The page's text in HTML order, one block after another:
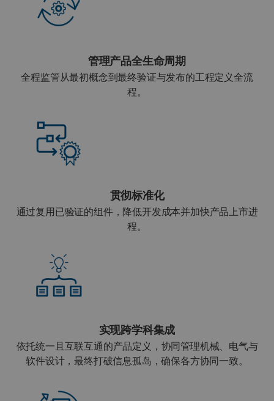
管理产品全生命周期
全程监管从最初概念到最终验证与发布的工程定义全流
程。
贯彻标准化
通过复用已验证的组件，降低开发成本并加快产品上市进
程。
实现跨学科集成
依托统一且互联互通的产品定义，协同管理机械、电气与
软件设计，最终打破信息孤岛，确保各方协同一致。